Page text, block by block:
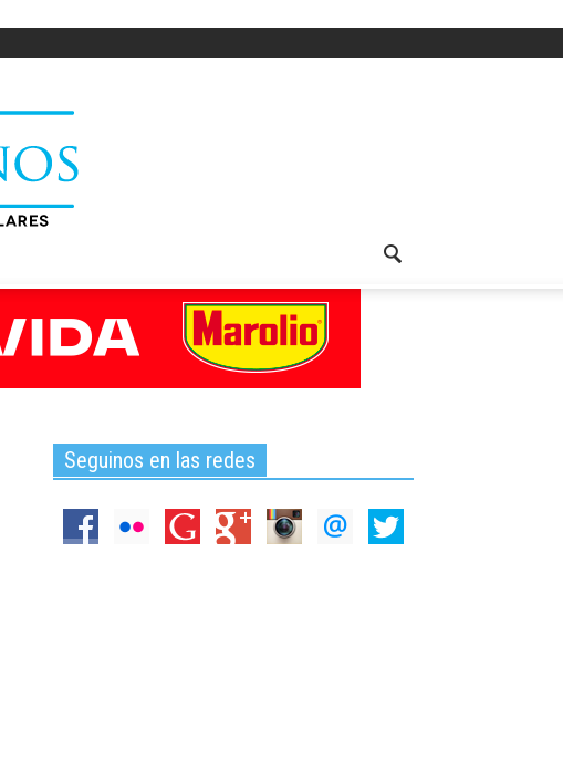
Seguinos en las redes